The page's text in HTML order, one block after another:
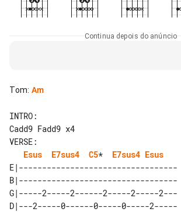
Continua depois do anúncio
Tom: Am
INTRO:
VERSE:
Esus
E7sus4 C5* E7sus4 Esus
E|----------------------------------
B|----------------------------------
G|-----2-----2------2-----2-----2---
D|---2-----0------0-----0-----2-----